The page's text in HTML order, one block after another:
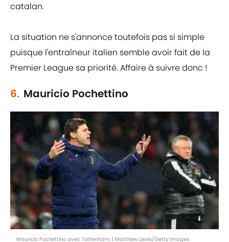
catalan.
La situation ne s'annonce toutefois pas si simple
puisque l'entraîneur italien semble avoir fait de la
Premier League sa priorité. Affaire à suivre donc !
6. Mauricio Pochettino
Mauricio Pochettino avec Tottenham. | Matthew Lewis/Getty Images